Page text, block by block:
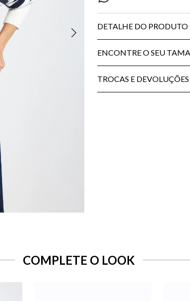
DETALHE DO PRODUTO
ENCONTRE O SEU
TROCAS E DEVOLUÇÕES
COMPLETE O LOOK